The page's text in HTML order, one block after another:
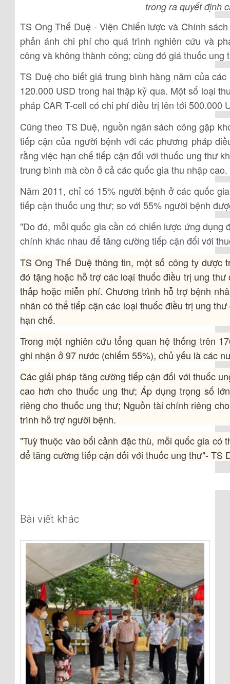
trong ra quyết định
TS Ong Thế Duệ - Viện Chiến lược và Chính
phản ánh chi phí cho quá trình nghiên cứu và
công và không thành công; cùng đó giá thuốc
TS Duệ cho biết giá trung bình hàng năm của
120.000 USD trong hai thập kỷ qua. Một số loại
pháp CAR T-cell có chi phí điều trị lên tới 500.000
Cũng theo TS Duệ, nguồn ngân sách công gặp
tiếp cận của người bệnh với các phương pháp
rằng việc hạn chế tiếp cận đối với thuốc ung thư
trung bình mà còn ở cả các quốc gia thu nhập cao.
Năm 2011, chỉ có 15% người bệnh ở các quốc
tiếp cận thuốc ung thư; so với 55% người bệnh
"Do đó, mỗi quốc gia cần có chiến lược ứng
chính khác nhau để tăng cường tiếp cận đối với
TS Ong Thế Duệ thông tin, một số công ty dược
đó tặng hoặc hỗ trợ các loại thuốc điều trị ung
thấp hoặc miễn phí. Chương trình hỗ trợ bệnh
nhân có thể tiếp cận các loại thuốc điều trị ung
hạn chế.
Trong một nghiên cứu tổng quan hệ thống trên
ghi nhận ở 97 nước (chiếm 55%), chủ yếu là các
Các giải pháp tăng cường tiếp cận đối với thuốc
cao hơn cho thuốc ung thư; Áp dụng trọng số
riêng cho thuốc ung thư; Nguồn tài chính riêng
trình hỗ trợ người bệnh.
"Tuỳ thuộc vào bối cảnh đặc thù, mỗi quốc gia có
để tăng cường tiếp cận đối với thuốc ung thư"- TS
Bài viết khác